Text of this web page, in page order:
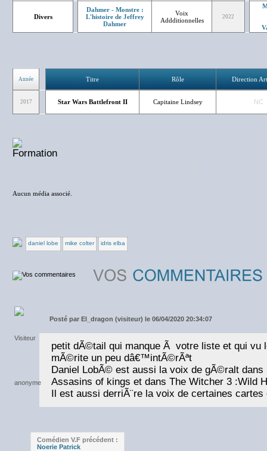
Divers
Dahmer - Monstre :
L'histoire de Jeffrey
Dahmer
Voix
Addditionnelles
2022
Année Titre Rôle Direction
2017 Star Wars Battlefront II Capitaine Lindsey NC
Aucun média associé.
daniel lobe mike colter idris elba
Posté par El_dragon (visiteur) le 06/04/2020 20:34:07
petit dÃ©tail qui manque Ã votre liste et qui vu
mÃ©rite un peu dâ€™intÃ©rÃªt
Daniel LobÃ© est aussi la voix de gÃ©ralt
Assasins of kings et dans The Witcher 3 :Wild
Il est aussi derriÃ¨re la voix de certaines cartes
Comédien V.F précédent :
Noerie Patrick